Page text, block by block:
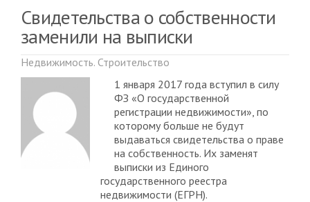
Свидетельства о собственности
заменили на выписки
Недвижимость. Строительство
1 января 2017 года вступил в силу
ФЗ «О государственной
регистрации недвижимости», по
которому больше не будут
выдаваться свидетельства о праве
на собственность. Их заменят
выписки из Единого
государственного реестра
недвижимости (ЕГРН).